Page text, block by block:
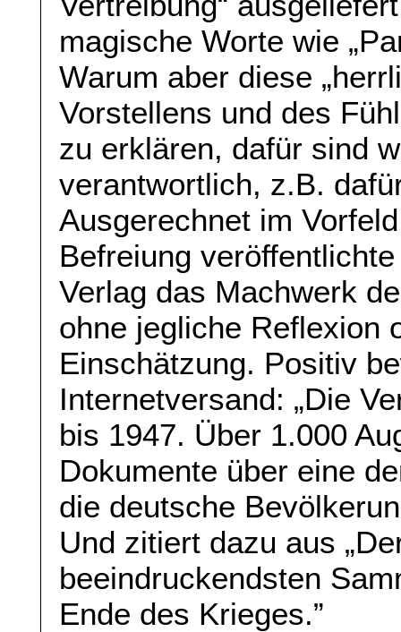
magische Worte wie
Warum aber diese
Vorstellens und des
zu erklären, dafür sind
verantwortlich, z.B.
Ausgerechnet im
Befreiung
Verlag das Machwerk
ohne jegliche Reflexion
Einschätzung. Positiv
Internetversand: „Die
bis 1947. Über 1.000
Dokumente über eine
die deutsche
Und zitiert dazu aus
beeindruckendsten
Ende des Krieges.”